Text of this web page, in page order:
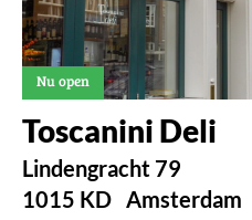
Nu open
Toscanini Deli
Lindengracht 79
1015 KD Amsterdam